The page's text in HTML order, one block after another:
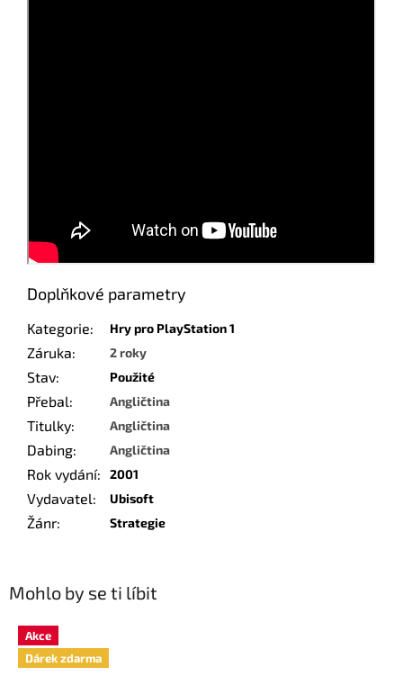
Mohlo by se ti líbit
Akce
Dárek zdarma
Doplňkové parametry
Kategorie: Hry pro PlayStation 1
Záruka: 2 roky
Stav: Použité
Přebal: Angličtina
Titulky: Angličtina
Dabing: Angličtina
Rok vydání: 2001
Vydavatel: Ubisoft
Žánr: Strategie